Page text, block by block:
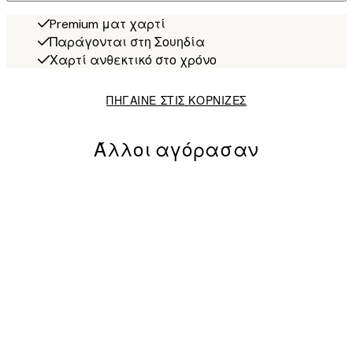
Premium ματ χαρτί
Παράγονται στη Σουηδία
Χαρτί ανθεκτικό στο χρόνο
ΠΗΓΑΙΝΕ ΣΤΙΣ ΚΟΡΝΙΖΕΣ
Άλλοι αγόρασαν